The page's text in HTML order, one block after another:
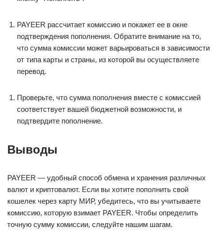
PAYEER рассчитает комиссию и покажет ее в окне
подтверждения пополнения. Обратите внимание на то,
что сумма комиссии может варьироваться в зависимости
от типа карты и страны, из которой вы осуществляете
перевод.
Проверьте, что сумма пополнения вместе с комиссией
соответствует вашей бюджетной возможности, и
подтвердите пополнение.
Выводы
PAYEER — удобный способ обмена и хранения различных
валют и криптовалют. Если вы хотите пополнить свой
кошелек через карту МИР, убедитесь, что вы учитываете
комиссию, которую взимает PAYEER. Чтобы определить
точную сумму комиссии, следуйте нашим шагам.